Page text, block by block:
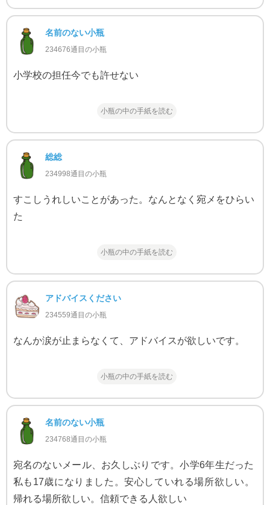
名前のない小瓶
234676通目の小瓶
小学校の担任今でも許せない
小瓶の中の手紙を読む
総総
234998通目の小瓶
すこしうれしいことがあった。なんとなく宛メをひらい
た
小瓶の中の手紙を読む
アドバイスください
234559通目の小瓶
なんか涙が止まらなくて、アドバイスが欲しいです。
小瓶の中の手紙を読む
名前のない小瓶
234768通目の小瓶
宛名のないメール、お久しぶりです。小学6年生だった
私も17歳になりました。安心していれる場所欲しい。
帰れる場所欲しい。信頼できる人欲しい